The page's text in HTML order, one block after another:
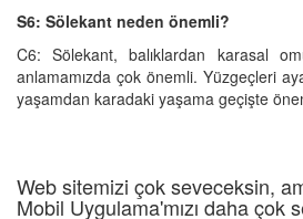
S6: Sölekant neden önemli?
C6: Sölekant, balıklardan karasal
anlamamızda çok önemli. Yüzgeçleri
yaşamdan karadaki yaşama geçişte
Web sitemizi çok seveceksin,
Mobil Uygulama'mızı daha çok